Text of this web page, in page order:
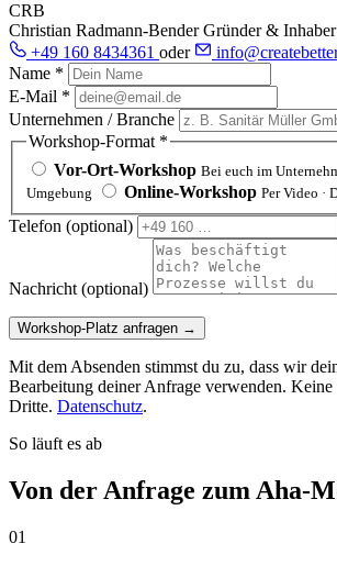
CRB
Christian Radmann-Bender Gründer &
+49 160 8434361 oder
Name *
E-Mail *
Unternehmen / Branche
Workshop-Format *
Vor-Ort-Workshop Bei euch im
Umgebung
Online-Workshop Per Video ·
Telefon (optional)
Nachricht (optional)
Workshop-Platz anfragen →
Mit dem Absenden stimmst du zu, dass wir
Bearbeitung deiner Anfrage verwenden. Keine
Dritte. Datenschutz.
So läuft es ab
Von der Anfrage zum Aha-
01